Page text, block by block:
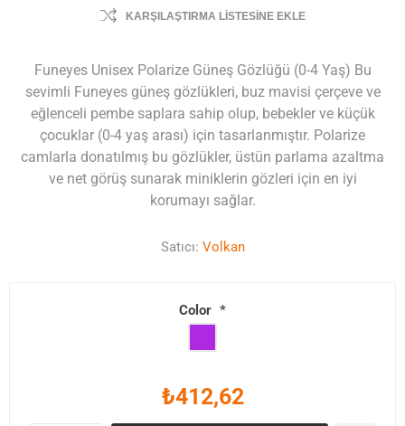
KARŞILAŞTIRMA LISTESINE EKLE
Funeyes Unisex Polarize Güneş Gözlüğü (0-4 Yaş) Bu
sevimli Funeyes güneş gözlükleri, buz mavisi çerçeve ve
eğlenceli pembe saplara sahip olup, bebekler ve küçük
çocuklar (0-4 yaş arası) için tasarlanmıştır. Polarize
camlarla donatılmış bu gözlükler, üstün parlama azaltma
ve net görüş sunarak miniklerin gözleri için en iyi
korumayı sağlar.
Satıcı: Volkan
Color *
₺412,62